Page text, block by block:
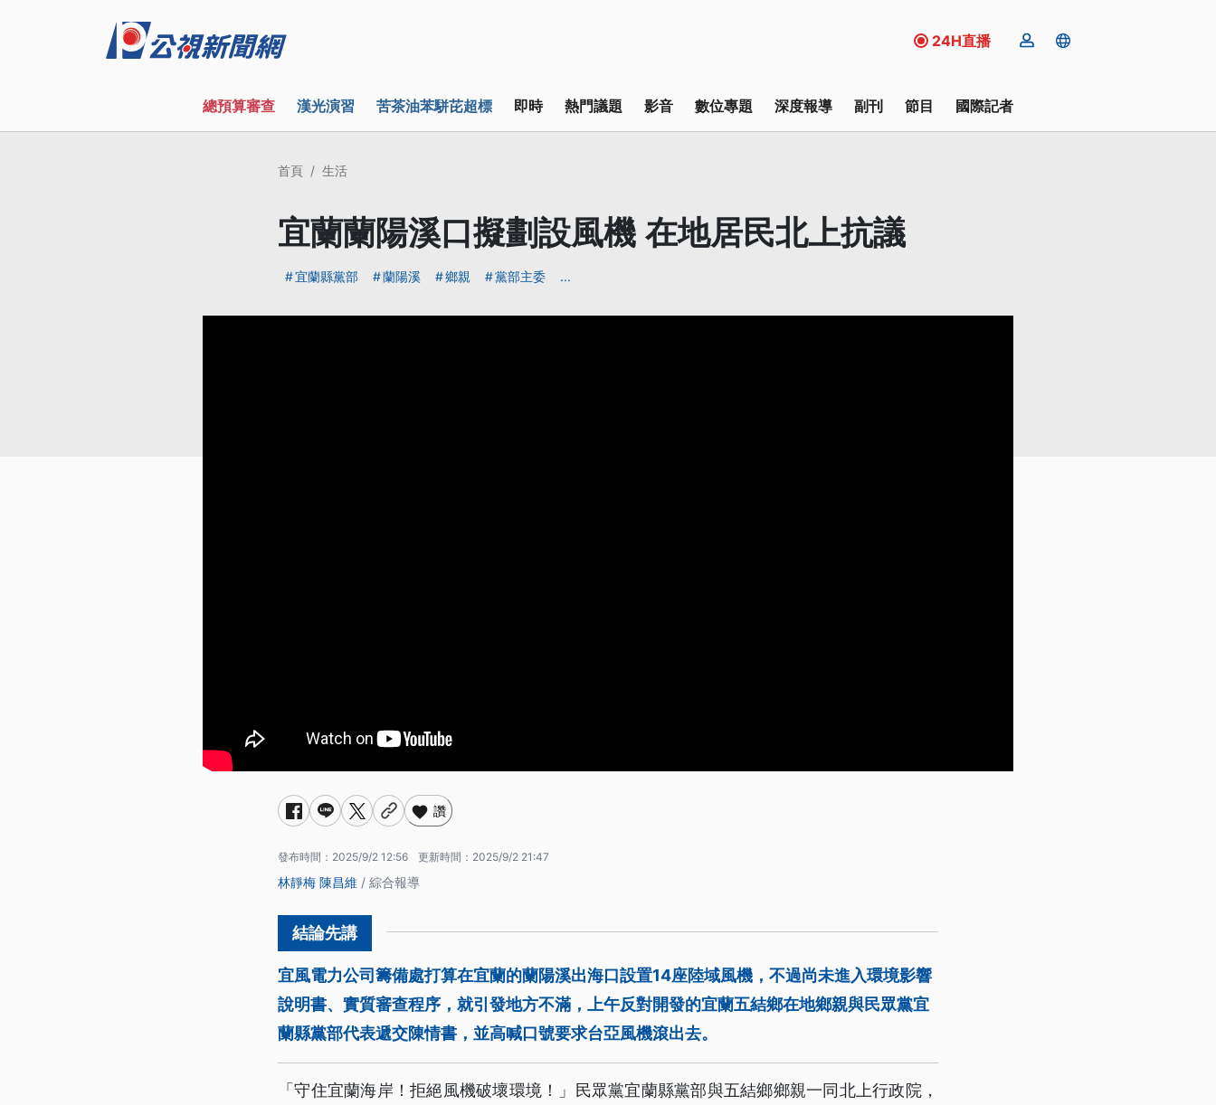
24H直播
總預算審查 漢光演習 苦茶油苯駢芘超標 即時 熱門議題 影音 數位專題 深度報導 副刊 節目 國際記者
首頁 生活
宜蘭蘭陽溪口擬劃設風機 在地居民北上抗議
宜蘭縣黨部 蘭陽溪 鄉親 黨部主委 ...
讚
發布時間： 2025/9/2 12:56 更新時間： 2025/9/2 21:47
林靜梅 陳昌維 / 綜合報導
宜風電力公司籌備處打算在宜蘭的蘭陽溪出海口設置14座陸域風機，不過尚未進入環境影響
說明書、實質審查程序，就引發地方不滿，上午反對開發的宜蘭五結鄉在地鄉親與民眾黨宜
蘭縣黨部代表遞交陳情書，並高喊口號要求台亞風機滾出去。
「守住宜蘭海岸！拒絕風機破壞環境！」民眾黨宜蘭縣黨部與五結鄉鄉親一同北上行政院，